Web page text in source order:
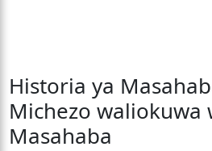
Historia ya
Michezo waliokuwa
Masahaba